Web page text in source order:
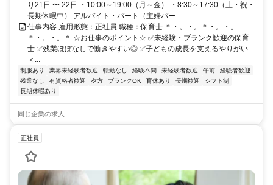
り21日 〜 22日 ・10:00～19:00（月～金） ・8:30～17:30（土・祝・
長期休暇中） アルバイト・パート（主婦パー...
仕事内容 雇用形態：正社員 職種：保育士 ＊・。・。＊・。・。
＊・。・。＊ ☆お仕事のポイント☆ ✅未経験・ブランク歓迎の保育
士 ✅残業ほぼなしで働きやすい◎ ✅子どもの成長を支えるやりがい
＜...
制服あり 業界未経験者歓迎 転勤なし 経験不問 未経験者歓迎 午前
経験者歓迎
残業なし
有資格者歓迎 夕方 ブランクOK 育休あり 長期歓迎
シフト制
長期休暇あり
同じ企業の求人
正社員